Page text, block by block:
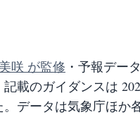
咲 が監修 ・ 予報データ
載のガイダンスは
データは気象庁ほか